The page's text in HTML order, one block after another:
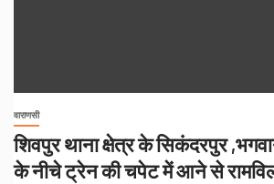
वाराणसी
शिवपुर थाना क्षेत्र के सिकंदरपुर
के नीचे ट्रेन की चपेट में आने से